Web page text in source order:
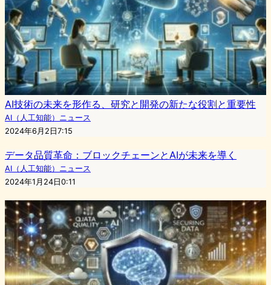
AI技術の未来を形作る、研究と開発の新たな役割と重要性
AI（人工知能）ニュース
2024年6月2日7:15
データ品質革命：ブロックチェーンとAIが未来を導く
AI（人工知能）ニュース
2024年1月24日0:11